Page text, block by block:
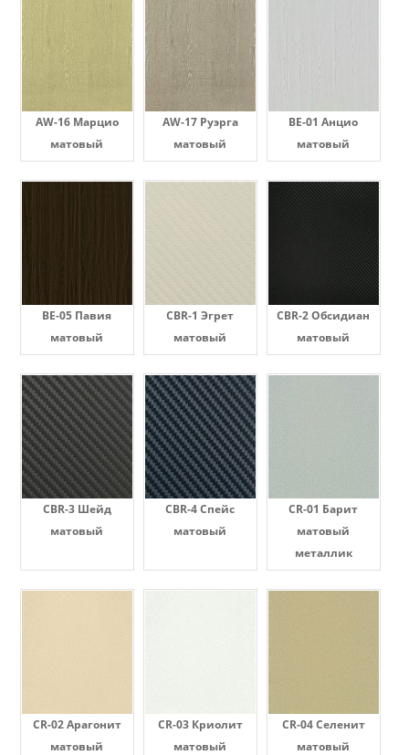
AW-16 Марцио
матовый
AW-17 Руэрга
матовый
BE-01 Анцио
матовый
BE-05 Павия
матовый
CBR-1 Эгрет
матовый
CBR-2 Обсидиан
матовый
CBR-3 Шейд
матовый
CBR-4 Спейс
матовый
CR-01 Барит
матовый
металлик
CR-02 Арагонит
матовый
CR-03 Криолит
матовый
CR-04 Селенит
матовый